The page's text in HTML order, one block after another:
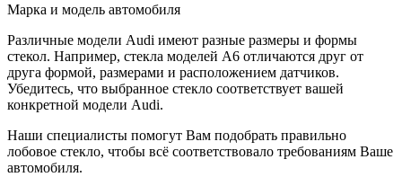
Марка и модель автомобиля
Различные модели Audi имеют разные размеры и формы
стекол. Например, стекла моделей A6 отличаются друг от
друга формой, размерами и расположением датчиков.
Убедитесь, что выбранное стекло соответствует вашей
конкретной модели Audi.
Наши специалисты помогут Вам подобрать правильно
лобовое стекло, чтобы всё соответствовало требованиям Ваше
автомобиля.